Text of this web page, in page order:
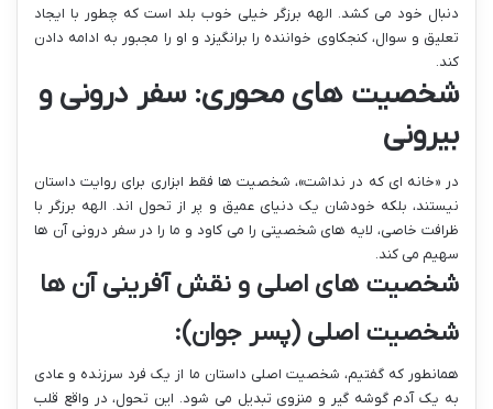
دنبال خود می کشد. الهه برزگر خیلی خوب بلد است که چطور با ایجاد
تعلیق و سوال، کنجکاوی خواننده را برانگیزد و او را مجبور به ادامه دادن
کند.
شخصیت های محوری: سفر درونی و
بیرونی
در «خانه ای که در نداشت»، شخصیت ها فقط ابزاری برای روایت داستان
نیستند، بلکه خودشان یک دنیای عمیق و پر از تحول اند. الهه برزگر با
ظرافت خاصی، لایه های شخصیتی را می کاود و ما را در سفر درونی آن ها
سهیم می کند.
شخصیت های اصلی و نقش آفرینی آن ها
شخصیت اصلی (پسر جوان):
همانطور که گفتیم، شخصیت اصلی داستان ما از یک فرد سرزنده و عادی
به یک آدم گوشه گیر و منزوی تبدیل می شود. این تحول، در واقع قلب